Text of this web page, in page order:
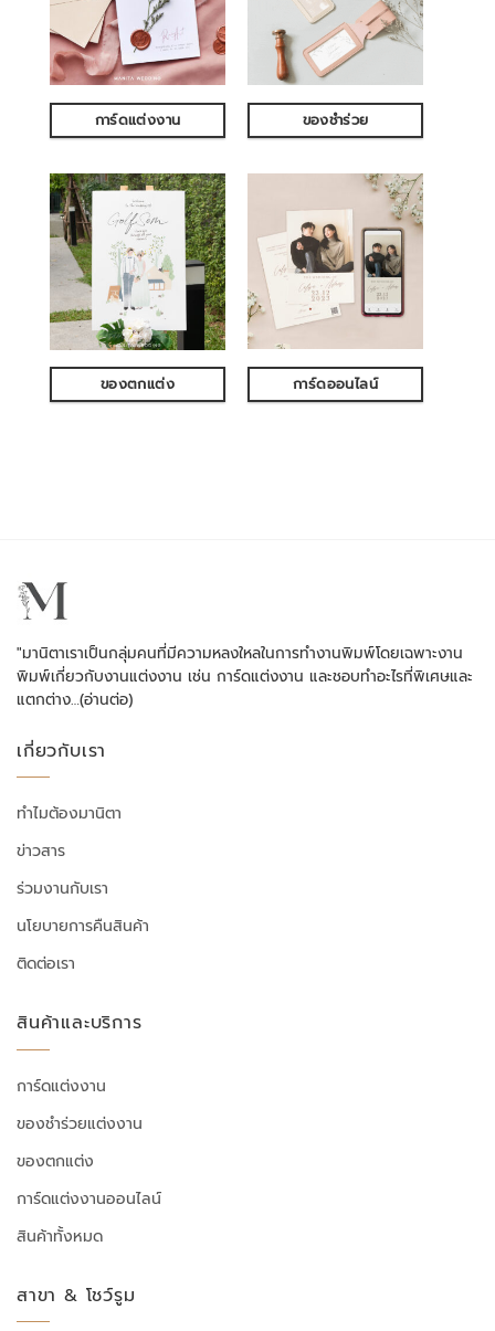
การ์ดแต่งงาน ของชำร่วย
ของตกแต่ง การ์ดออนไลน์
"มานิตาเราเป็นกลุ่มคนที่มีความหลงใหลในการทำงานพิมพ์โดยเฉพาะงาน
พิมพ์เกี่ยวกับงานแต่งงาน เช่น การ์ดแต่งงาน และชอบทำอะไรที่พิเศษและ
แตกต่าง…(อ่านต่อ)
เกี่ยวกับเรา
ทำไมต้องมานิตา
ข่าวสาร
ร่วมงานกับเรา
นโยบายการคืนสินค้า
ติดต่อเรา
สินค้าและบริการ
การ์ดแต่งงาน
ของชำร่วยแต่งงาน
ของตกแต่ง
การ์ดแต่งงานออนไลน์
สินค้าทั้งหมด
สาขา & โชว์รูม